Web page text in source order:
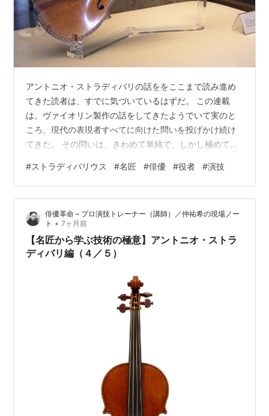
アントニオ・ストラディバリの話ををここまで読み進め
てきた読者は、すでに気づいているはずだ。 この連載
は、ヴァイオリン製作の話をしてきたようでいて実のと
ころ、現代の表現者すべてに向けた問いを投げかけ続け
てきた。 その問いは、きわめて単純で、しかし極めて厳
「目立つためのもの」なのか 現代は、技術が可視化され
やすい時代である。 ・上手さ・速さ・精密さ・難度・再
現性 それらは数値化され、比較され、SNSや映像を通し
て瞬時に拡散される。 結果として、技術はしばしば「見
せるもの」になった。 だが、ストラディバリウスの楽器
はどうだろうか。 彼の楽器は、一…
#ストラディバリウス #名匠 #俳優 #役者 #演技
俳優革命 – プロ演技トレーナー（講師）／仲祐希の現場ノー
ト • 7ヶ月前
【名匠から学ぶ技術の極意】アントニオ・ストラ
ディバリ編（４／５）